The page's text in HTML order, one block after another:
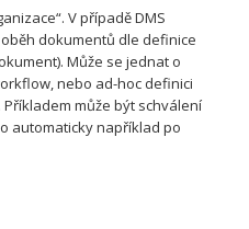
V případě DMS
dokumentů dle definice
Může se jednat o
nebo ad-hoc definici
může být schválení
automaticky například po